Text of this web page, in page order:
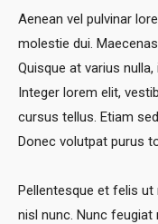
Aenean vel pulvinar
molestie dui.
Quisque at varius
Integer lorem elit,
cursus tellus. Etiam
Donec volutpat purus
Pellentesque et felis
nisl nunc. Nunc